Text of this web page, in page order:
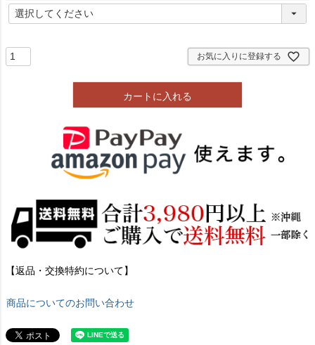
(
お気に入りに登録する
カートに入れる
【返品・交換特約について】
商品についてのお問い合わせ